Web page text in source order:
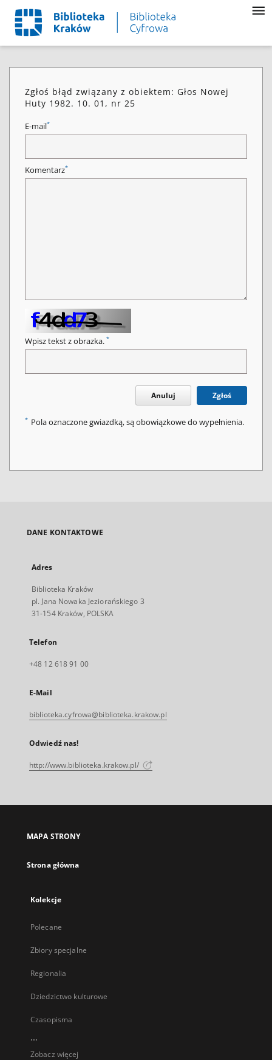
Zgłoś błąd związany z obiektem: Głos Nowej
Huty 1982. 10. 01, nr 25
E-mail*
Komentarz*
Wpisz tekst z obrazka. *
Anuluj Zgłoś
* Pola oznaczone gwiazdką, są obowiązkowe do wypełnienia.
DANE KONTAKTOWE
Adres
Biblioteka Kraków
pl. Jana Nowaka Jeziorańskiego 3
31-154 Kraków, POLSKA
Telefon
+48 12 618 91 00
E-Mail
biblioteka.cyfrowa@biblioteka.krakow.pl
Odwiedź nas!
http://www.biblioteka.krakow.pl/
MAPA STRONY
Strona główna
Kolekcje
Polecane
Zbiory specjalne
Regionalia
Dziedzictwo kulturowe
Czasopisma
...
Zobacz więcej